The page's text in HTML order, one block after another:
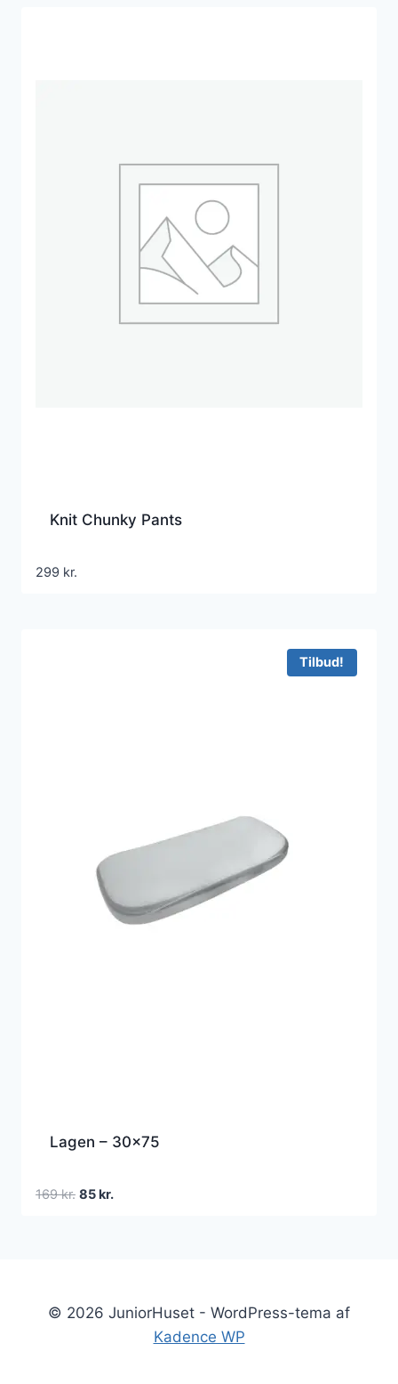
Knit Chunky Pants
299 kr.
Tilbud!
Lagen – 30×75
169kr. Den
85kr.Den
© 2026 JuniorHuset - WordPress-tema af
Kadence WP